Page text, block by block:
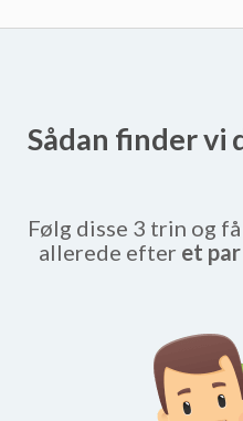
Sådan finder vi
Følg disse 3 trin og
allerede efter et